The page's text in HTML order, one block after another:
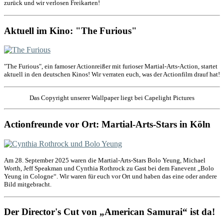
zurück und wir verlosen Freikarten!
Aktuell im Kino: "The Furious"
"The Furious", ein famoser Actionreißer mit furioser Martial-Arts-Action, startet
aktuell in den deutschen Kinos! Wir verraten euch, was der Actionfilm drauf hat!
Das Copyright unserer Wallpaper liegt bei Capelight Pictures
Actionfreunde vor Ort: Martial-Arts-Stars in Köln
Am 28. September 2025 waren die Martial-Arts-Stars Bolo Yeung, Michael
Worth, Jeff Speakman und Cynthia Rothrock zu Gast bei dem Fanevent „Bolo
Yeung in Cologne“. Wir waren für euch vor Ort und haben das eine oder andere
Bild mitgebracht.
Der Director's Cut von „American Samurai“ ist da!